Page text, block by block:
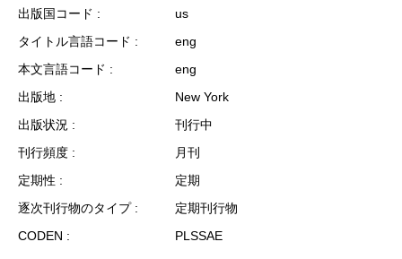
出版国コード
us
タイトル言語コード
eng
本文言語コード
eng
出版地
New York
出版状況
刊行中
刊行頻度
月刊
定期性
定期
逐次刊行物のタイプ
定期刊行物
CODEN
PLSSAE